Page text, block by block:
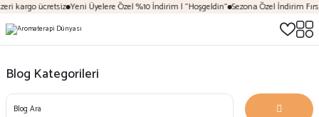
Yeni Üyelere Özel %10 İndirim | "Hoşgeldin" Sezona Özel İndirim Fırsatları
Blog Kategorileri